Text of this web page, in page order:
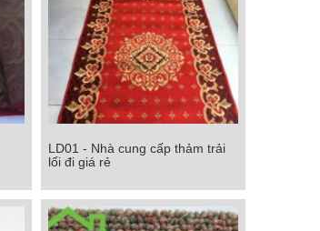
LD01 - Nhà cung cấp thảm trải lối
Chi tiết
LD01 - Nhà cung cấp thảm trải
lối đi giá rẻ